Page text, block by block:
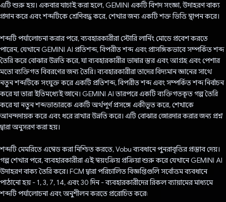
এটি শুরু হয়। একবার যাচাই করা হলে, GEMINI একটি বিশদ সংজ্ঞা, উদাহরণ বাক্য
প্রদান করে এবং শব্দটিকে শ্রেণিবদ্ধ করে, শেখার জন্য একটি শক্ত ভিত্তি স্থাপন করে।
শব্দটি পর্যালোচনা করার পরে, ব্যবহারকারীরা স্টোরি লার্নিং মোডে প্রবেশ করতে
পারেন, যেখানে GEMINI AI প্রতিশব্দ, বিপরীত শব্দ এবং প্রাসঙ্গিকভাবে সম্পর্কিত শব্দ
তৈরি করে বোঝার উন্নতি করে, যা ব্যবহারকারীর ভাষার স্তর এবং আগ্রহ এবং পেশার
মতো ব্যক্তিগত বিবরণের জন্য তৈরি। ব্যবহারকারীরা তাদের বিদ্যমান জ্ঞানের সাথে
নতুন শব্দটিকে সংযুক্ত করে একটি প্রতিশব্দ, বিপরীত শব্দ এবং সম্পর্কিত শব্দ নির্বাচন
করে যা তারা ইতিমধ্যেই জানে। GEMINI AI তারপরে একটি ব্যক্তিগতকৃত গল্প তৈরি
করে যা নতুন শব্দভান্ডারকে একটি অর্থপূর্ণ প্রসঙ্গে একীভূত করে, শেখাকে
আনন্দদায়ক করে এবং ধরে রাখার উন্নতি করে। এটি বোঝার জোরদার করার জন্য প্রশ্ন
দ্বারা অনুসরণ করা হয়।
শব্দটি মেমরিতে এম্বেড করা নিশ্চিত করতে, Vobu ব্যবধানে পুনরাবৃত্তির প্রস্তাব দেয়।
গল্প শেখার পরে, ব্যবহারকারীরা এই স্বয়ংক্রিয় প্রক্রিয়া শুরু করে যেখানে GEMINI AI
উদাহরণ বাক্য তৈরি করে। FCM দ্বারা পরিচালিত বিজ্ঞপ্তিগুলি সর্বোত্তম ব্যবধানে
পাঠানো হয় - 1, 3, 7, 14, এবং 30 দিন - ব্যবহারকারীদের রিকল ব্যায়ামের মাধ্যমে
শব্দটি পর্যালোচনা এবং অনুশীলন করতে প্ররোচিত করে৷